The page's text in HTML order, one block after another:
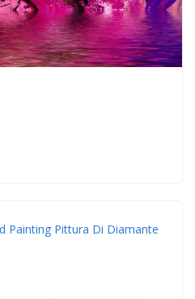
Painting Pittura Di Diamante